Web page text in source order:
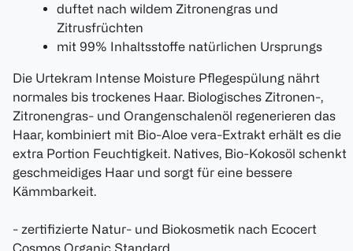
duftet nach wildem Zitronengras und
Zitrusfrüchten
mit 99% Inhaltsstoffe natürlichen Ursprungs
Die Urtekram Intense Moisture Pflegespülung nährt
normales bis trockenes Haar. Biologisches Zitronen-,
Zitronengras- und Orangenschalenöl regenerieren das
Haar, kombiniert mit Bio-Aloe vera-Extrakt erhält es die
extra Portion Feuchtigkeit. Natives, Bio-Kokosöl schenkt
geschmeidiges Haar und sorgt für eine bessere
Kämmbarkeit.
- zertifizierte Natur- und Biokosmetik nach Ecocert
Cosmos Organic Standard